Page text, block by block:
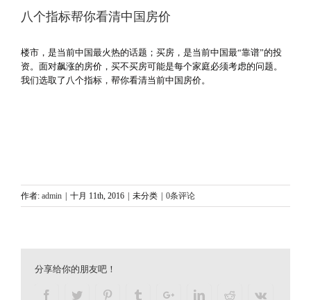
八个指标帮你看清中国房价
楼市，是当前中国最火热的话题；买房，是当前中国最“靠谱”的投
资。面对飙涨的房价，买不买房可能是每个家庭必须考虑的问题。
我们选取了八个指标，帮你看清当前中国房价。
作者: admin 十月 11th, 2016 未分类 0条评论
分享给你的朋友吧！